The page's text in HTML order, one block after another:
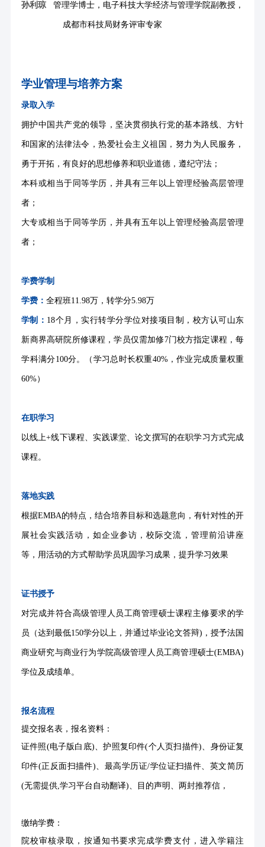
孙利琼 管理学博士，电子科技大学经济与管理学院副教授，
成都市科技局财务评审专家
学业管理与培养方案
录取入学
拥护中国共产党的领导，坚决贯彻执行党的基本路线、方针
和国家的法律法令，热爱社会主义祖国，努力为人民服务，
勇于开拓，有良好的思想修养和职业道德，遵纪守法；
本科或相当于同等学历，并具有三年以上管理经验高层管理
者；
大专或相当于同等学历，并具有五年以上管理经验高层管理
者；
学费学制
学费： 全程班11.98万，转学分5.98万
学制： 18个月，实行转学分学位对接项目制，校方认可山东
新商界高研院所修课程，学员仅需加修7门校方指定课程，每
学科满分100分。（学习总时长权重40%，作业完成质量权重
60%）
在职学习
以线上+线下课程、实践课堂、论文撰写的在职学习方式完成
课程。
落地实践
根据EMBA的特点，结合培养目标和选题意向，有针对性的开
展社会实践活动，如企业参访，校际交流，管理前沿讲座
等，用活动的方式帮助学员巩固学习成果，提升学习效果
证书授予
对完成并符合高级管理人员工商管理硕士课程主修要求的学
员（达到最低150学分以上，并通过毕业论文答辩)，授予法国
商业研究与商业行为学院高级管理人员工商管理硕士(EMBA)
学位及成绩单。
报名流程
提交报名表，报名资料：
证件照(电子版白底)、护照复印件(个人页扫描件)、身份证复
印件(正反面扫描件)、最高学历证/学位证扫描件、英文简历
(无需提供,学习平台自动翻译)、目的声明、两封推荐信，
缴纳学费：
院校审核录取， 按通知书要求完成学费支付， 进入学籍注